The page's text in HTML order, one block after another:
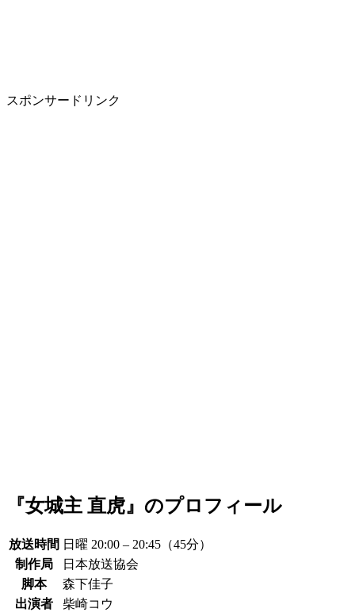
スポンサードリンク
『女城主 直虎』のプロフィール
放送時間 日曜 20:00 – 20:45（45分）
制作局
日本放送協会
脚本
森下佳子
出演者
柴崎コウ